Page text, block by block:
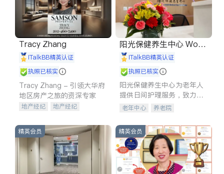
Tracy Zhang
iTalkBB精英认证
执照已核实
Tracy Zhang - 引领大华府
地区房产之旅的资深专家
地产经纪
地产经纪
商铺租售
开发商建商
阳光保健养生中心 World
shine
iTalkBB精英认证
执照已核实
阳光保健养生中心为老年人
提供日间护理服务，致力于
通过持续的护理创新来有效
老年中心 养老院
精英会员 精英会员